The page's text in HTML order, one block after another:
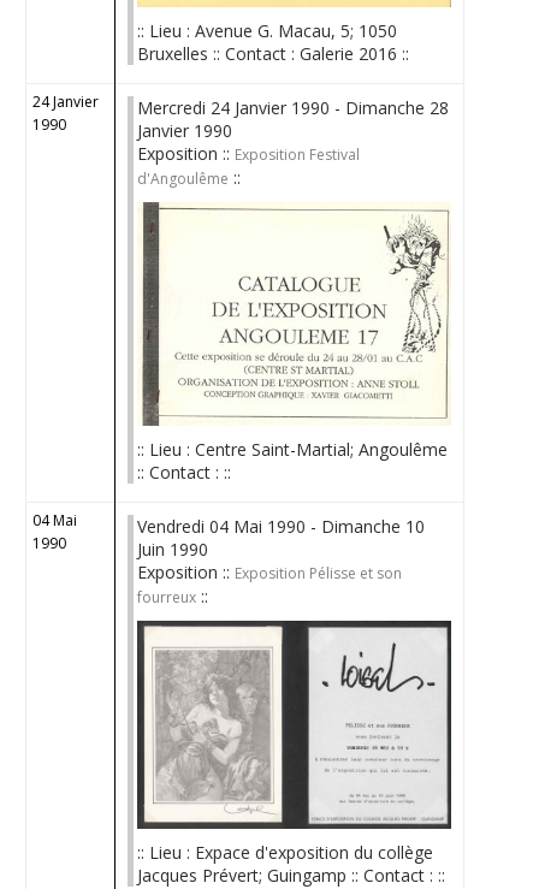
:: Lieu : Avenue G. Macau, 5; 1050
Bruxelles :: Contact : Galerie 2016 ::
24 Janvier
1990
Mercredi 24 Janvier 1990 - Dimanche 28
Janvier 1990
Exposition :: Exposition Festival
d'Angoulême ::
:: Lieu : Centre Saint-Martial; Angoulême
:: Contact : ::
04 Mai
1990
Vendredi 04 Mai 1990 - Dimanche 10
Juin 1990
Exposition :: Exposition Pélisse et son
fourreux ::
:: Lieu : Expace d'exposition du collège
Jacques Prévert; Guingamp :: Contact : ::